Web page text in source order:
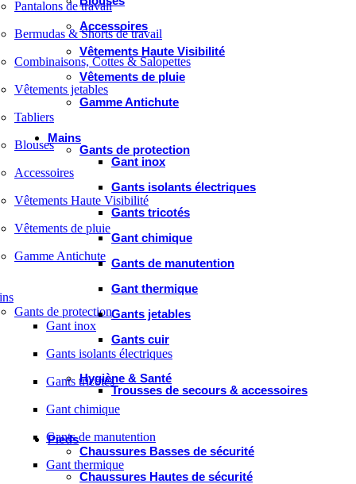
Accessoires
Vêtements Haute Visibilité
Vêtements de pluie
Gamme Antichute
Mains
Gants de protection
Gant inox
Gants isolants électriques
Gants tricotés
Gant chimique
Gants de manutention
Gant thermique
Gants jetables
Gants cuir
Hygiène & Santé
Trousses de secours & accessoires
Pieds
Chaussures Basses de sécurité
Chaussures Hautes de sécurité
Pantalons de travail
Bermudas & Shorts de travail
Combinaisons, Cottes & Salopettes
Vêtements jetables
Tabliers
Blouses
Accessoires
Vêtements Haute Visibilité
Vêtements de pluie
Gamme Antichute
Gants de protection
Gant inox
Gants isolants électriques
Gants tricotés
Gant chimique
Gants de manutention
Gant thermique